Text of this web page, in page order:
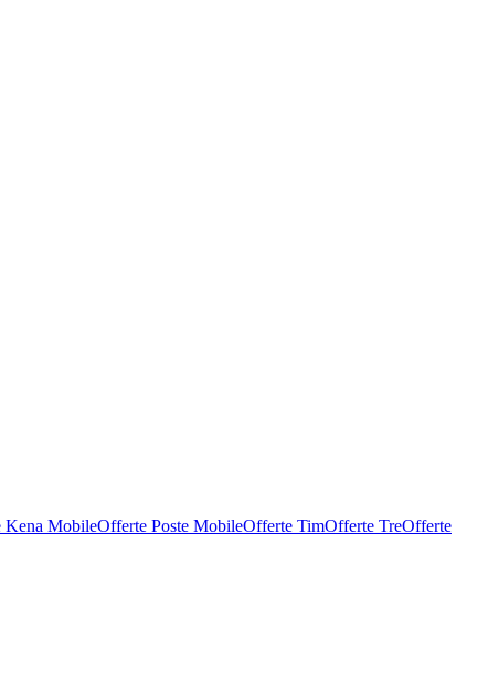
Kena MobileOfferte Poste MobileOfferte TimOfferte TreOfferte